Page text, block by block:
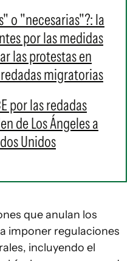
o "necesarias"?: la
por las medidas
las protestas en
migratorias
por las redadas
de Los Ángeles a
Unidos
que anulan los
imponer regulaciones
incluyendo el